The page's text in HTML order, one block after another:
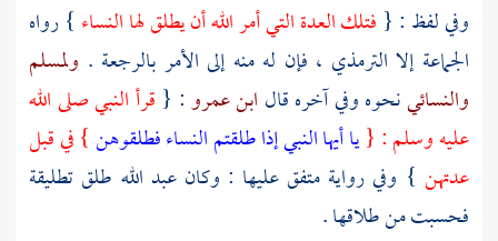
وفي لفظ : { فتلك العدة التي أمر الله أن يطلق لها النساء } رواه
الجماعة إلا الترمذي ، فإن له منه إلى الأمر بالرجعة . ولمسلم
والنسائينحوه وفي آخره قال ابن عمرو: { قرأ النبي صلى الله
عليه وسلم : {يا أيها النبي إذا طلقتم النساء فطلقوهن} في قبل
عدتهن } وفي رواية متفق عليها : وكانعبد الله طلق تطليقة
فحسبت من طلاقها .